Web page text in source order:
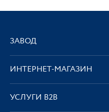
ЗАВОД
ИНТЕРНЕТ-МАГАЗИН
УСЛУГИ В2В